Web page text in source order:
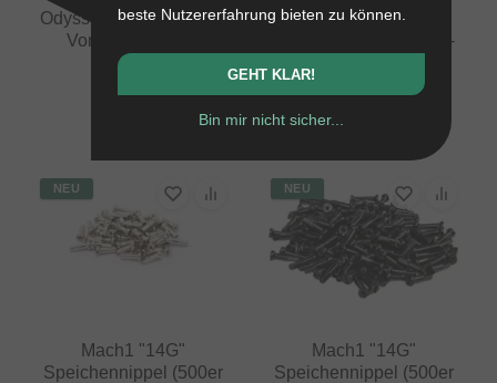
Odyssey BMX "Quartet"
Vorderrad-Achse
0.08 kg
9.20EUR
Odyssey BMX
"V3/Quartet" Hinterrad-
25.17
NEU
Mach1 "14G"
Speichennippel (500er
NEU
Mach1 "14G"
Speichennippel (500er
beste Nutzererfahrung bieten zu können.
GEHT KLAR!
Bin mir nicht sicher...